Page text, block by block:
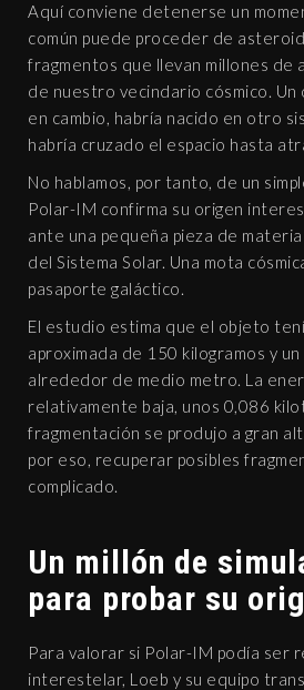
Aquí conviene detenerse un
común puede proceder de
fragmentos que llevan millones de
de nuestro vecindario cósmico.
en cambio, habría nacido en otro
habría cruzado el espacio hasta
No hablamos, por tanto, de un
Polar-IM confirma su origen
ante una pequeña pieza de
del Sistema Solar. Una mota
pasaporte galáctico.
El estudio estima que el objeto
aproximada de 150 kilogramos y
alrededor de medio metro. La
relativamente baja, unos 0,086
fragmentación se produjo a gran
por eso, recuperar posibles
complicado.
Un millón de
para probar su
Para valorar si Polar-IM podía ser
interestelar, Loeb y su equipo